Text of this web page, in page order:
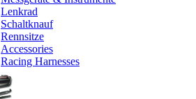
Lenkrad
Schaltknauf
Rennsitze
Accessories
Racing Harnesses